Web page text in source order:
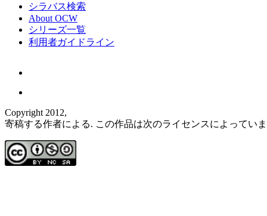
シラバス検索
About OCW
シリーズ一覧
利用者ガイドライン
Copyright 2012,
寄稿する作者による. この作品は次のライセンスによってい